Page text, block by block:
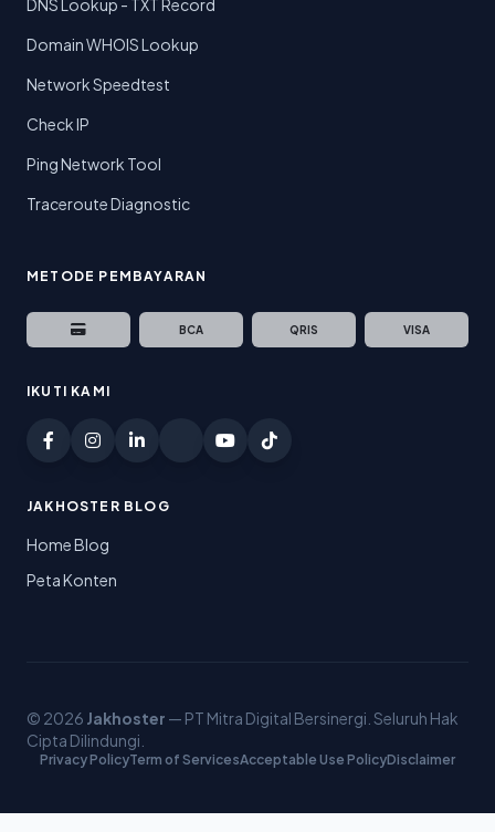
DNS Lookup - TXT Record
Domain WHOIS Lookup
Network Speedtest
Check IP
Ping Network Tool
Traceroute Diagnostic
METODE PEMBAYARAN
BCA QRIS VISA
IKUTI KAMI
JAKHOSTER BLOG
Home Blog
Peta Konten
© 2026 Jakhoster — PT Mitra Digital Bersinergi. Seluruh Hak
Cipta Dilindungi.
Privacy PolicyTerm of ServicesAcceptable Use PolicyDisclaimer